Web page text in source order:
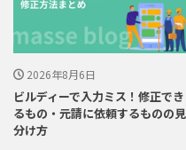
2026年8月6日
ビルディーで入力ミス！修正でき
るもの・元請に依頼するものの見
分け方